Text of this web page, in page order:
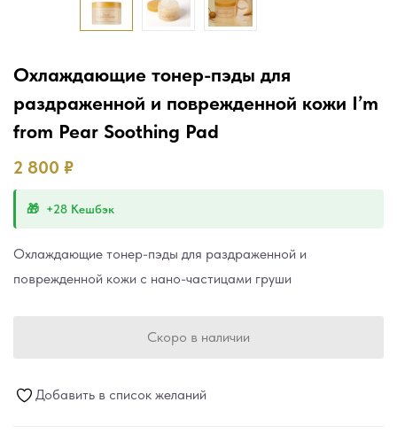
Охлаждающие тонер-пэды для
раздраженной и поврежденной кожи I’m
from Pear Soothing Pad
2 800 ₽
+28 Кешбэк
Охлаждающие тонер-пэды для раздраженной и
поврежденной кожи с нано-частицами груши
Скоро в наличии
Добавить в список желаний